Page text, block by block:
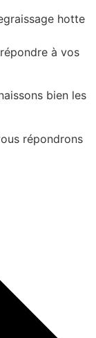
hotte
à vos
bien les
répondrons